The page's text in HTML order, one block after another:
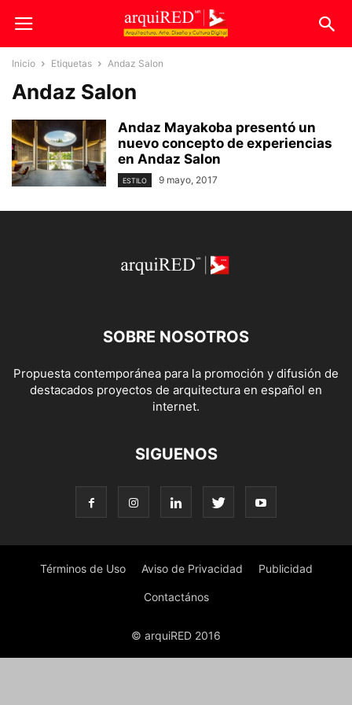
Inicio Etiquetas Andaz Salon
Andaz Salon
Andaz Mayakoba presentó un
nuevo concepto de experiencias
en Andaz Salon
ESTILO 9 mayo, 2017
SOBRE NOSOTROS
Propuesta contemporánea para la promoción y difusión de
destacados proyectos de arquitectura en español en
internet.
SIGUENOS
Términos de Uso Aviso de Privacidad Publicidad
Contactános
© arquiRED 2016